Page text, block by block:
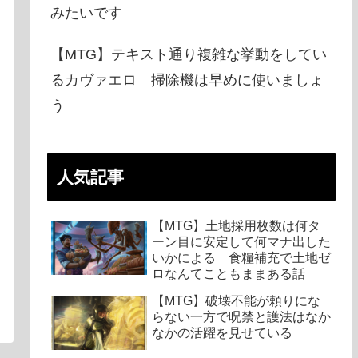
みたいです
【MTG】テキスト通り複雑な挙動をしてい
るカヴァエロ 掃除機は早めに使いましょ
う
人気記事
【MTG】土地採用枚数は何タ
ーン目に安定して何マナ出した
いかによる 食糧補充で土地ゼ
ロなんてこともままある話
【MTG】破壊不能が頼りにな
らない一方で呪禁と護法はなか
なかの活躍を見せている